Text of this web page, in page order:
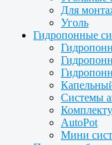
Для
Уголь
Гидропонные
Системы
AutoPot
Мини